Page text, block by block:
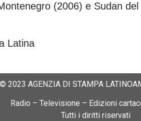
(2006) e Sudan del
Latina
© 2023 AGENZIA DI STAMPA
Radio – Televisione – Edizioni
Tutti i diritti riservati